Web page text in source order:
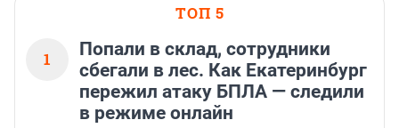
ТОП 5
1
Попали в склад, сотрудники
сбегали в лес. Как Екатеринбург
пережил атаку БПЛА — следили
в режиме онлайн